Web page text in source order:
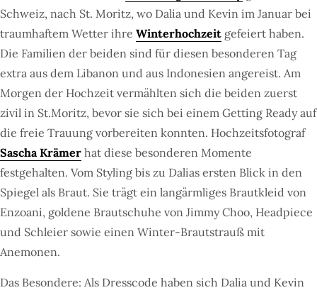
Schweiz, nach St. Moritz, wo Dalia und Kevin im Januar bei
traumhaftem Wetter ihre Winterhochzeit gefeiert haben.
Die Familien der beiden sind für diesen besonderen Tag
extra aus dem Libanon und aus Indonesien angereist. Am
Morgen der Hochzeit vermählten sich die beiden zuerst
zivil in St.Moritz, bevor sie sich bei einem Getting Ready auf
die freie Trauung vorbereiten konnten. Hochzeitsfotograf
Sascha Krämer hat diese besonderen Momente
festgehalten. Vom Styling bis zu Dalias ersten Blick in den
Spiegel als Braut. Sie trägt ein langärmliges Brautkleid von
Enzoani, goldene Brautschuhe von Jimmy Choo, Headpiece
und Schleier sowie einen Winter-Brautstrauß mit
Anemonen.
Das Besondere: Als Dresscode haben sich Dalia und Kevin